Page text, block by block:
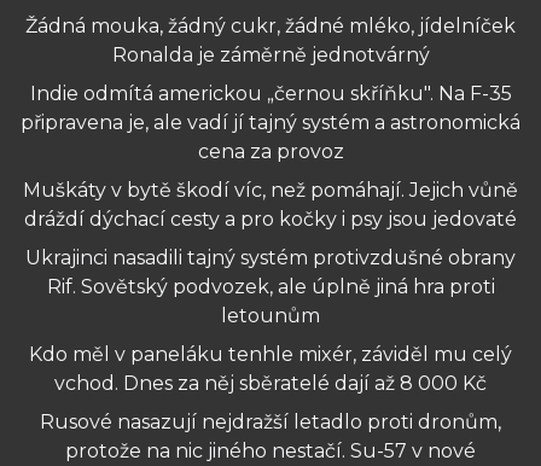
Žádná mouka, žádný cukr, žádné mléko, jídelníček
Ronalda je záměrně jednotvárný
Indie odmítá americkou „černou skříňku". Na F-35
připravena je, ale vadí jí tajný systém a astronomická
cena za provoz
Muškáty v bytě škodí víc, než pomáhají. Jejich vůně
dráždí dýchací cesty a pro kočky i psy jsou jedovaté
Ukrajinci nasadili tajný systém protivzdušné obrany
Rif. Sovětský podvozek, ale úplně jiná hra proti
letounům
Kdo měl v paneláku tenhle mixér, záviděl mu celý
vchod. Dnes za něj sběratelé dají až 8 000 Kč
Rusové nasazují nejdražší letadlo proti dronům,
protože na nic jiného nestačí. Su-57 v nové